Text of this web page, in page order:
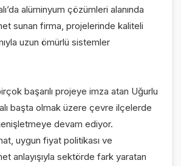
alüminyum çözümleri alanında
sunan firma, projelerinde kaliteli
uzun ömürlü sistemler
başarılı projeye imza atan Uğurlu
başta olmak üzere çevre ilçelerde
devam ediyor.
uygun fiyat politikası ve
anlayışıyla sektörde fark yaratan